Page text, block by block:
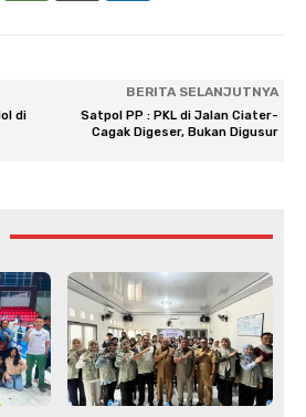
di
BERITA SELANJUTNYA
Satpol PP : PKL di Jalan Ciater-
Cagak Digeser, Bukan Digusur